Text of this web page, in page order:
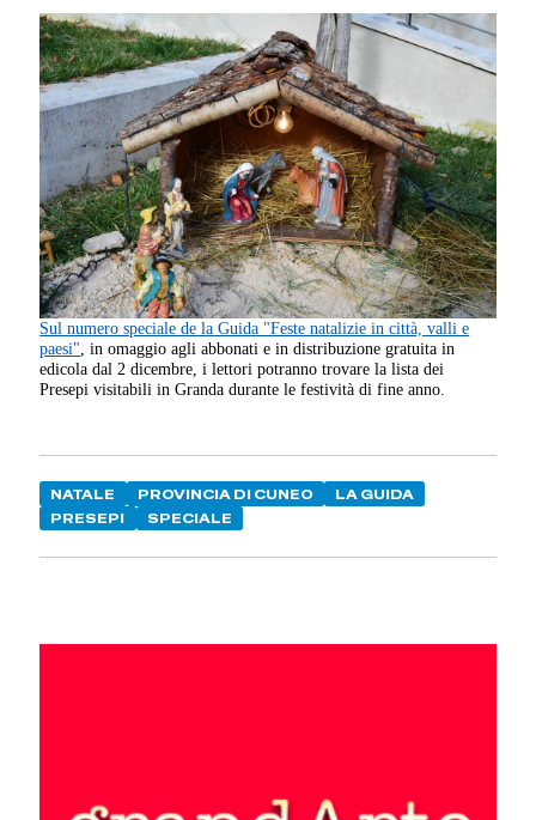
Sul numero speciale de la Guida "Feste natalizie in città, valli e
paesi" , in omaggio agli abbonati e in distribuzione gratuita in
edicola dal 2 dicembre, i lettori potranno trovare la lista dei
Presepi visitabili in Granda durante le festività di fine anno.
NATALE PROVINCIA DI CUNEO
LA GUIDA
PRESEPI
SPECIALE